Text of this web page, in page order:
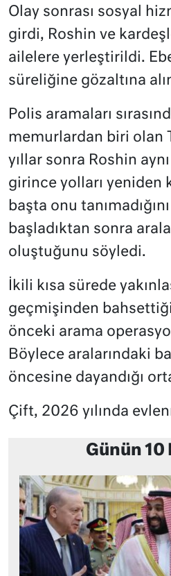
Olay sonrası sosyal
girdi, Roshin ve
ailelere yerleştirildi.
süreliğine gözaltına
Polis aramaları
memurlardan biri olan
yıllar sonra Roshin
girince yolları yeniden
başta onu
başladıktan sonra
oluştuğunu söyledi.
İkili kısa sürede
geçmişinden
önceki arama
Böylece aralarındaki
öncesine dayandığı
Çift, 2026 yılında
Günün 10